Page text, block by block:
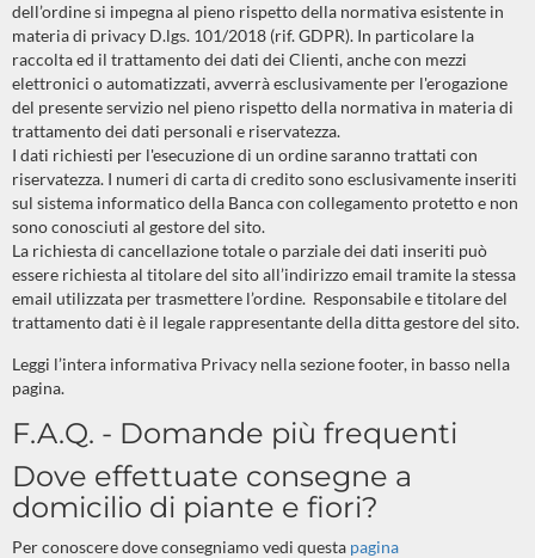
dell’ordine si impegna al pieno rispetto della normativa esistente in
materia di privacy D.lgs. 101/2018 (rif. GDPR). In particolare la
raccolta ed il trattamento dei dati dei Clienti, anche con mezzi
elettronici o automatizzati, avverrà esclusivamente per l'erogazione
del presente servizio nel pieno rispetto della normativa in materia di
trattamento dei dati personali e riservatezza.
I dati richiesti per l'esecuzione di un ordine saranno trattati con
riservatezza. I numeri di carta di credito sono esclusivamente inseriti
sul sistema informatico della Banca con collegamento protetto e non
sono conosciuti al gestore del sito.
La richiesta di cancellazione totale o parziale dei dati inseriti può
essere richiesta al titolare del sito all’indirizzo email tramite la stessa
email utilizzata per trasmettere l’ordine. Responsabile e titolare del
trattamento dati è il legale rappresentante della ditta gestore del sito.
Leggi l’intera informativa Privacy nella sezione footer, in basso nella
pagina.
F.A.Q. - Domande più frequenti
Dove effettuate consegne a
domicilio di piante e fiori?
Per conoscere dove consegniamo vedi questa pagina